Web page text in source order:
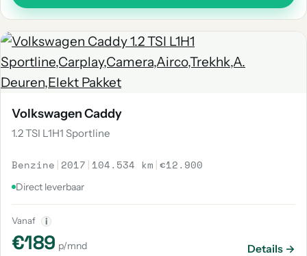
Volkswagen Caddy
1.2 TSI L1H1 Sportline
Benzine | 2017 | 104.534 km |€12.900
Direct leverbaar
Vanaf i
€189 p/mnd Details →